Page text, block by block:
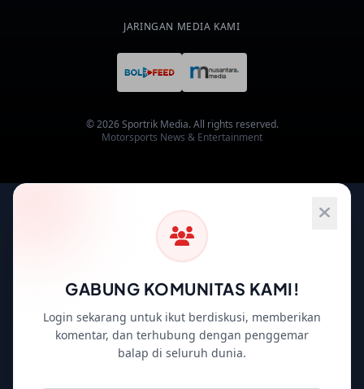
JARINGAN MEDIA KAMI
© 2026 Sportrik Media. All rights reserved.
Motorsports News & Entertainment
GABUNG KOMUNITAS KAMI!
Login sekarang untuk ikut berdiskusi, memberikan
komentar, dan terhubung dengan penggemar
balap di seluruh dunia.